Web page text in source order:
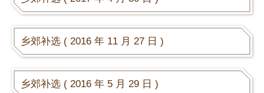
乡郊补选 ( 2016 年 11 月 27 日 )
乡郊补选 ( 2016 年 5 月 29 日 )